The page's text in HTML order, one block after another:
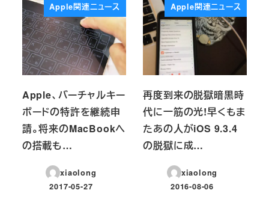
Apple関連ニュース
Apple、バーチャルキー
ボードの特許を継続申
請。将来のMacBookへ
の搭載も…
xiaolong
投稿日
2017-05-27
Apple関連ニュース
再度到来の脱獄暗黒時
代に一筋の光!早くもま
たあの人がiOS 9.3.4
の脱獄に成…
xiaolong
投稿日
2016-08-06